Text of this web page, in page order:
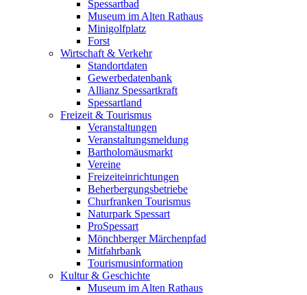
Spessartbad
Museum im Alten Rathaus
Minigolfplatz
Forst
Wirtschaft & Verkehr
Standortdaten
Gewerbedatenbank
Allianz Spessartkraft
Spessartland
Freizeit & Tourismus
Veranstaltungen
Veranstaltungsmeldung
Bartholomäusmarkt
Vereine
Freizeiteinrichtungen
Beherbergungsbetriebe
Churfranken Tourismus
Naturpark Spessart
ProSpessart
Mönchberger Märchenpfad
Mitfahrbank
Tourismusinformation
Kultur & Geschichte
Museum im Alten Rathaus